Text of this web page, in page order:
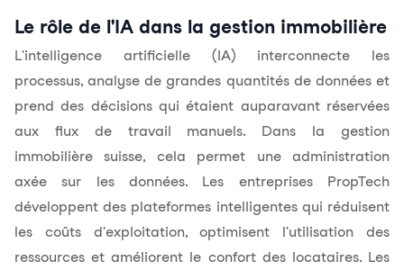
Le rôle de l'IA dans la gestion immobilière
L'intelligence artificielle (IA) interconnecte les
processus, analyse de grandes quantités de données et
prend des décisions qui étaient auparavant réservées
aux flux de travail manuels. Dans la gestion
immobilière suisse, cela permet une administration
axée sur les données. Les entreprises PropTech
développent des plateformes intelligentes qui réduisent
les coûts d'exploitation, optimisent l'utilisation des
ressources et améliorent le confort des locataires. Les